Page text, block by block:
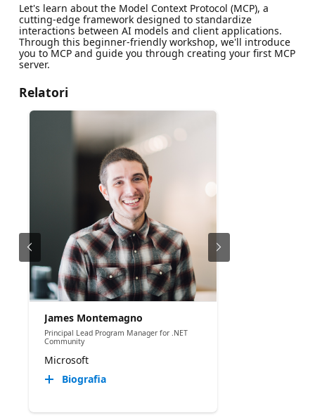
Let's learn about the Model Context Protocol (MCP), a
cutting-edge framework designed to standardize
interactions between AI models and client applications.
Through this beginner-friendly workshop, we'll introduce
you to MCP and guide you through creating your first MCP
server.
Relatori
James Montemagno
Principal Lead Program Manager for .NET
Community
Microsoft
Biografia